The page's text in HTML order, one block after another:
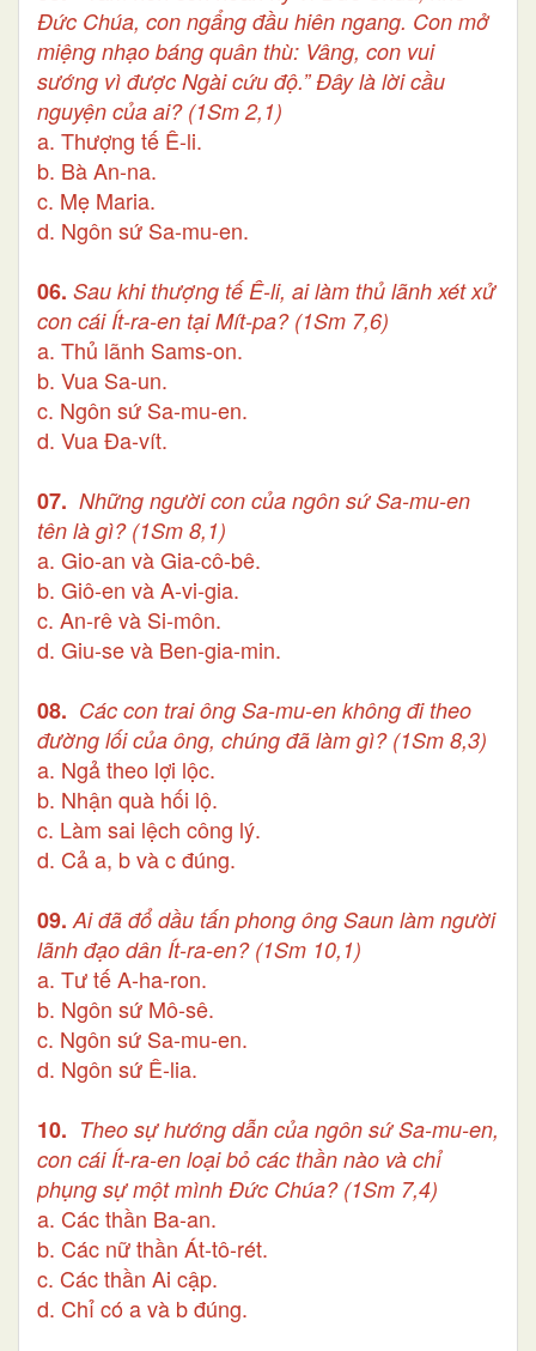
Đức Chúa, con ngẩng đầu hiên ngang. Con mở
miệng nhạo báng quân thù: Vâng, con vui
sướng vì được Ngài cứu độ.” Đây là lời cầu
nguyện của ai? (1Sm 2,1)
a. Thượng tế Ê-li.
b. Bà An-na.
c. Mẹ Maria.
d. Ngôn sứ Sa-mu-en.
06. Sau khi thượng tế Ê-li, ai làm thủ lãnh xét xử
con cái Ít-ra-en tại Mít-pa? (1Sm 7,6)
a. Thủ lãnh Sams-on.
b. Vua Sa-un.
c. Ngôn sứ Sa-mu-en.
d. Vua Đa-vít.
07. Những người con của ngôn sứ Sa-mu-en
tên là gì? (1Sm 8,1)
a. Gio-an và Gia-cô-bê.
b. Giô-en và A-vi-gia.
c. An-rê và Si-môn.
d. Giu-se và Ben-gia-min.
08. Các con trai ông Sa-mu-en không đi theo
đường lối của ông, chúng đã làm gì? (1Sm 8,3)
a. Ngả theo lợi lộc.
b. Nhận quà hối lộ.
c. Làm sai lệch công lý.
d. Cả a, b và c đúng.
09.Ai đã đổ dầu tấn phong ông Saun làm người
lãnh đạo dân Ít-ra-en? (1Sm 10,1)
a. Tư tế A-ha-ron.
b. Ngôn sứ Mô-sê.
c. Ngôn sứ Sa-mu-en.
d. Ngôn sứ Ê-lia.
10. Theo sự hướng dẫn của ngôn sứ Sa-mu-en,
con cái Ít-ra-en loại bỏ các thần nào và chỉ
phụng sự một mình Đức Chúa? (1Sm 7,4)
a. Các thần Ba-an.
b. Các nữ thần Át-tô-rét.
c. Các thần Ai cập.
d. Chỉ có a và b đúng.